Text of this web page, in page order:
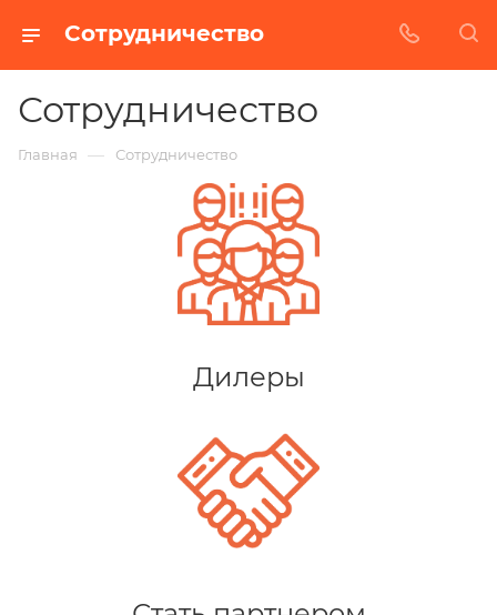
Сотрудничество
Сотрудничество
Главная — Сотрудничество
Дилеры